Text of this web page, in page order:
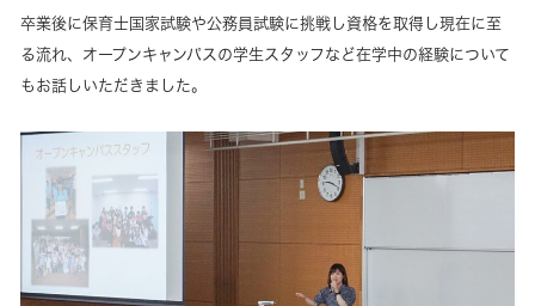
卒業後に保育士国家試験や公務員試験に挑戦し資格を取得し現在に至
る流れ、オープンキャンパスの学生スタッフなど在学中の経験について
もお話しいただきました。